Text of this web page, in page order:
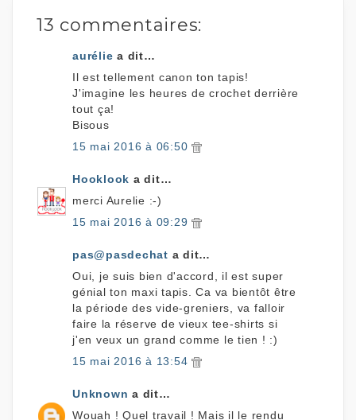
13 commentaires:
aurélie a dit…
Il est tellement canon ton tapis!
J'imagine les heures de crochet derrière
tout ça!
Bisous
15 mai 2016 à 06:50
Hooklook a dit…
merci Aurelie :-)
15 mai 2016 à 09:29
pas@pasdechat a dit…
Oui, je suis bien d'accord, il est super
génial ton maxi tapis. Ca va bientôt être
la période des vide-greniers, va falloir
faire la réserve de vieux tee-shirts si
j'en veux un grand comme le tien ! :)
15 mai 2016 à 13:54
Unknown a dit…
Wouah ! Quel travail ! Mais il le rendu